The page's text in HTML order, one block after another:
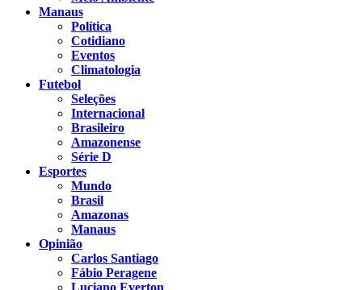
Manaus
Política
Cotidiano
Eventos
Climatologia
Futebol
Seleções
Internacional
Brasileiro
Amazonense
Série D
Esportes
Mundo
Brasil
Amazonas
Manaus
Opinião
Carlos Santiago
Fábio Peragene
Luciano Everton